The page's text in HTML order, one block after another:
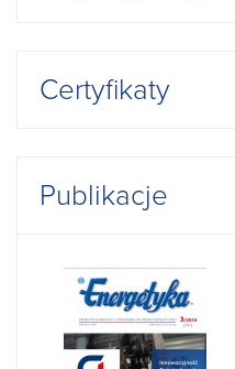
Certyfikaty
Publikacje